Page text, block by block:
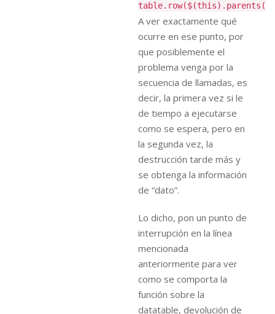
A ver exactamente qué
ocurre en ese punto, por
que posiblemente el
problema venga por la
secuencia de llamadas, es
decir, la primera vez si le
de tiempo a ejecutarse
como se espera, pero en
la segunda vez, la
destrucción tarde más y
se obtenga la información
de “dato”.
Lo dicho, pon un punto de
interrupción en la línea
mencionada
anteriormente para ver
como se comporta la
función sobre la
datatable, devolución de